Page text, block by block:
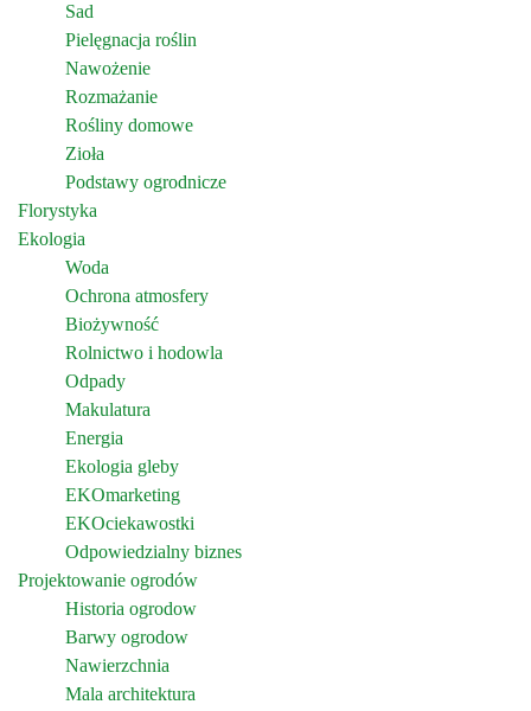
Sad
Pielęgnacja roślin
Nawożenie
Rozmażanie
Rośliny domowe
Zioła
Podstawy ogrodnicze
Florystyka
Ekologia
Woda
Ochrona atmosfery
Biożywność
Rolnictwo i hodowla
Odpady
Makulatura
Energia
Ekologia gleby
EKOmarketing
EKOciekawostki
Odpowiedzialny biznes
Projektowanie ogrodów
Historia ogrodow
Barwy ogrodow
Nawierzchnia
Mala architektura